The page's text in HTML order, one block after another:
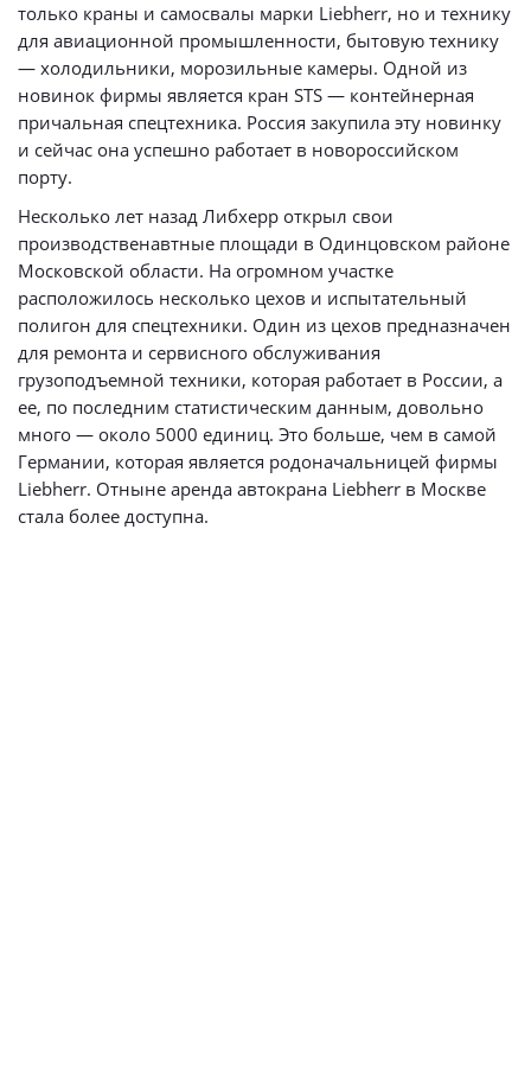
только краны и самосвалы марки Liebherr, но и технику
для авиационной промышленности, бытовую технику
— холодильники, морозильные камеры. Одной из
новинок фирмы является кран STS — контейнерная
причальная спецтехника. Россия закупила эту новинку
и сейчас она успешно работает в новороссийском
порту.
Несколько лет назад Либхерр открыл свои
производственавтные площади в Одинцовском районе
Московской области. На огромном участке
расположилось несколько цехов и испытательный
полигон для спецтехники. Один из цехов предназначен
для ремонта и сервисного обслуживания
грузоподъемной техники, которая работает в России, а
ее, по последним статистическим данным, довольно
много — около 5000 единиц. Это больше, чем в самой
Германии, которая является родоначальницей фирмы
Liebherr. Отныне аренда автокрана Liebherr в Москве
стала более доступна.